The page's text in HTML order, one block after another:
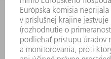
APLIKÁCIE
ODVETVIA
PODNIK
KARIÉRA
PONUKY PRACOVNÝCH MIEST
PROFIL FIRMY